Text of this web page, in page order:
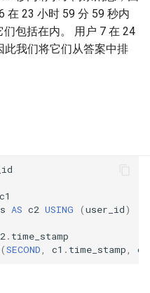
在 23 小时 59 分 59 秒内
包括在内。 用户 7 在 24
此我们将它们从答案中排
c1
AS c2 USING (user_id)
. time_stamp
(SECOND, c1 . time_stamp, c2